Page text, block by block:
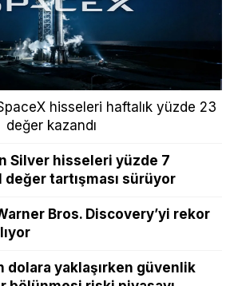
hisseleri haftalık yüzde 23
değer kazandı
Silver hisseleri yüzde 7
tartışması sürüyor
Bros. Discovery’yi rekor
dolara yaklaşırken güvenlik